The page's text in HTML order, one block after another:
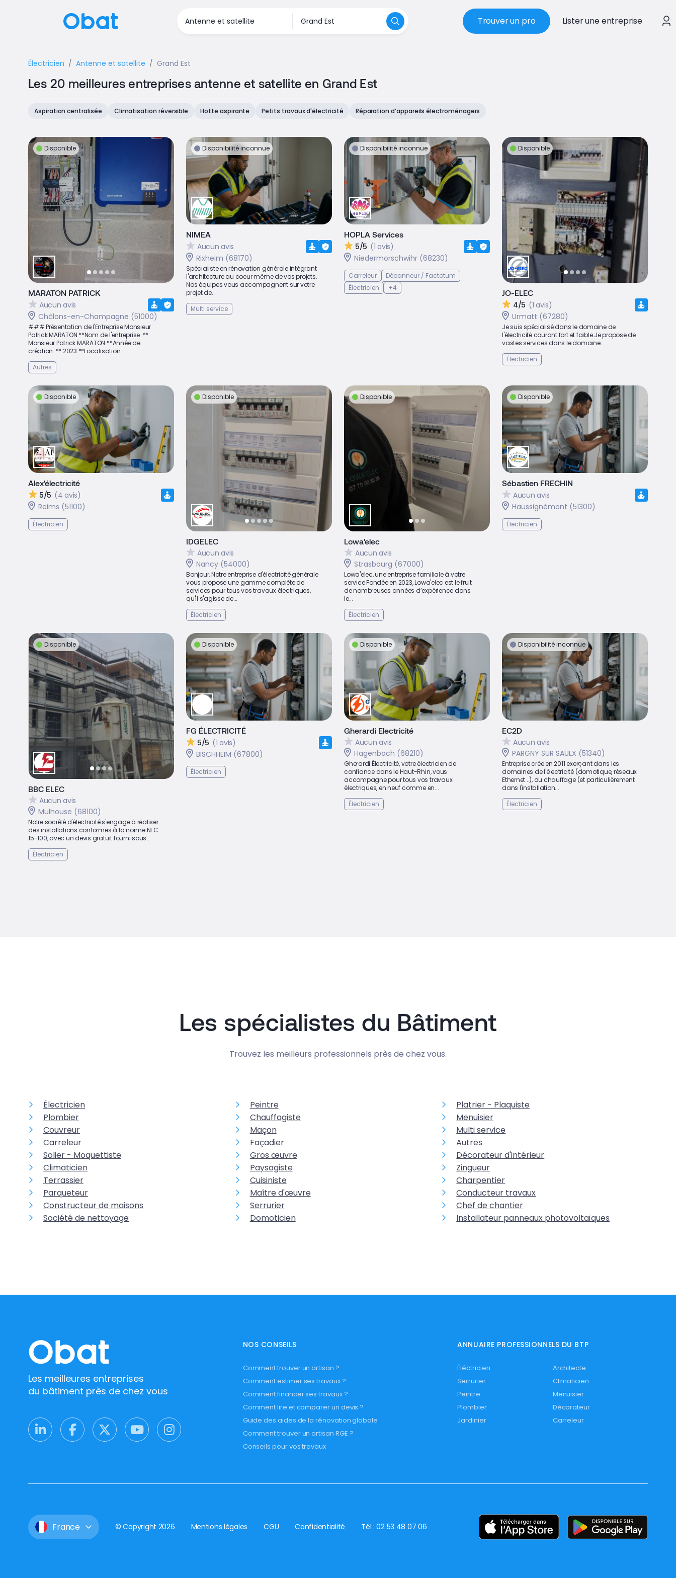
Trouver un pro Lister une entreprise
Électricien Antenne et satellite Grand Est
Les 20 meilleures entreprises antenne et satellite en Grand Est
Aspiration centralisée Climatisation réversible Hotte aspirante Petits travaux d'électricité Réparation d’appareils électroménagers
Disponible
MARATON PATRICK
Aucun avis
Châlons-en-Champagne (51000)
### Présentation de l'Entreprise Monsieur
Patrick MARATON **Nom de l'entreprise :**
Monsieur Patrick MARATON **Année de
création :** 2023 **Localisation...
Autres
Disponibilité inconnue
NIMEA
Aucun avis
Rixheim (68170)
Spécialiste en rénovation générale intégrant
l'architecture au coeur même de vos projets.
Nos équipes vous accompagnent sur votre
projet de...
Multi service
Disponibilité inconnue
HOPLA Services
5/5 (1 avis)
Niedermorschwihr (68230)
Carreleur
Dépanneur / Factotum
Électricien
+4
Disponible
JO-ELEC
4/5 (1 avis)
Urmatt (67280)
Je suis spécialisé dans le domaine de
l'électricité courant fort et faible Je propose de
vastes services dans le domaine...
Électricien
Disponible
Alex'électricité
5/5 (4 avis)
Reims (51100)
Électricien
Disponible
IDGELEC
Aucun avis
Nancy (54000)
Bonjour, Notre entreprise d'électricité générale
vous propose une gamme complète de
services pour tous vos travaux électriques,
qu'il s'agisse de...
Électricien
Disponible
Lowa'elec
Aucun avis
Strasbourg (67000)
Lowa'elec, une entreprise familiale à votre
service Fondée en 2023, Lowa'elec est le fruit
de nombreuses années d’expérience dans
le...
Électricien
Disponible
Sébastien FRECHIN
Aucun avis
Haussignémont (51300)
Électricien
Disponible
BBC ELEC
Aucun avis
Mulhouse (68100)
Notre société d'électricité s'engage à réaliser
des installations conformes à la norme NFC
15-100, avec un devis gratuit fourni sous...
Électricien
Disponible
FG ÉLECTRICITÉ
5/5 (1 avis)
BISCHHEIM (67800)
Électricien
Disponible
Gherardi Electricité
Aucun avis
Hagenbach (68210)
Gherardi Électricité, votre électricien de
confiance dans le Haut-Rhin, vous
accompagne pour tous vos travaux
électriques, en neuf comme en...
Électricien
Disponibilité inconnue
EC2D
Aucun avis
PARGNY SUR SAULX (51340)
Entreprise crée en 2011 exerçant dans les
domaines de l'électricité (domotique, réseaux
Ethernet ..), du chauffage (et particulièrement
dans l'installation...
Électricien
Les spécialistes du Bâtiment
Trouvez les meilleurs professionnels près de chez vous.
Électricien Peintre
Platrier - Plaquiste
Plombier
Chauffagiste
Menuisier
Couvreur
Maçon
Multi service
Carreleur
Façadier
Autres
Solier - Moquettiste
Gros œuvre
Décorateur d'intérieur
Climaticien
Paysagiste
Zingueur
Terrassier
Cuisiniste
Charpentier
Parqueteur
Maître d'œuvre
Conducteur travaux
Constructeur de maisons
Serrurier
Chef de chantier
Société de nettoyage
Domoticien Installateur panneaux photovoltaïques
Les meilleures entreprises
du bâtiment près de chez vous
NOS CONSEILS
Comment trouver un artisan ?
Comment estimer ses travaux ?
Comment financer ses travaux ?
Comment lire et comparer un devis ?
Guide des aides de la rénovation globale
Comment trouver un artisan RGE ?
Conseils pour vos travaux
ANNUAIRE PROFESSIONNELS DU BTP
Éléctricien
Architecte
Serrurier
Climaticien
Peintre
Menuisier
Plombier
Décorateur
Jardinier
Carreleur
France © Copyright 2026 Mentions légales CGU Confidentialité Tél : 02 53 48 07 06